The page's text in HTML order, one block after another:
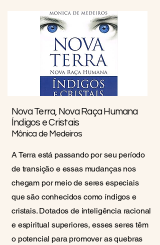
Nova Terra, Nova Raça Humana
Índigos e Cristais
Mônica de Medeiros
A Terra está passando por seu período
de transição e essas mudanças nos
chegam por meio de seres especiais
que são conhecidos como índigos e
cristais. Dotados de inteligência racional
e espiritual superiores, esses seres têm
o potencial para promover as quebras